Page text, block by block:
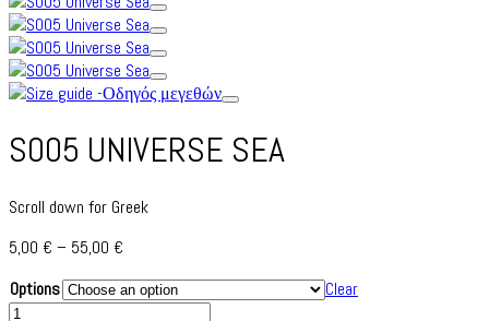
S005 UNIVERSE SEA
Scroll down for Greek
5,00 € – 55,00 €
5,00 €
Options
Clear
S005